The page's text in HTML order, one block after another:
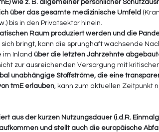
wie z. B. allgemeiner persönlicher
über das gesamte medizinische Umfeld
bis in den Privatsektor hinein.
Raum produziert werden und die
sich bringt, kann die sprunghaft wachsende
im Inland über die letzten Jahrzehnte
zur ausreichenden Versorgung mit
unabhängige Stoffströme, die eine
tmE erlauben, kann zum aktuellen Zeitpunkt
aus der kurzen Nutzungsdauer (i.d.R.
und stellt auch die europäische